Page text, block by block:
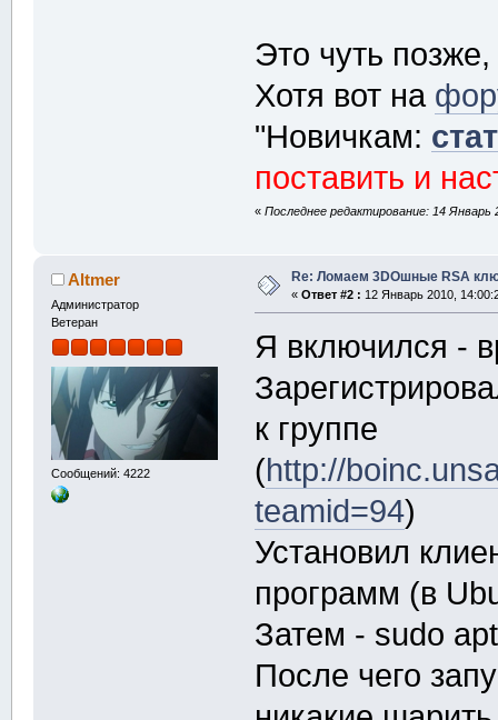
Это чуть
Хотя вот на
"Новичкам:
поставить и
«Последнее редактирование: 14 Январь
Altmer
Администратор
Ветеран
Сообщений: 4222
Re: Ломаем 3DOшные RSA
« Ответ #2 : 12 Январь 2010,
Я включился -
к группе
(http://
teamid=94)
Установил
программ (в
Затем - sudo
После чего